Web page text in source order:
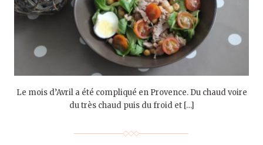
Le mois d’Avril a été compliqué en Provence. Du chaud voire
du très chaud puis du froid et […]